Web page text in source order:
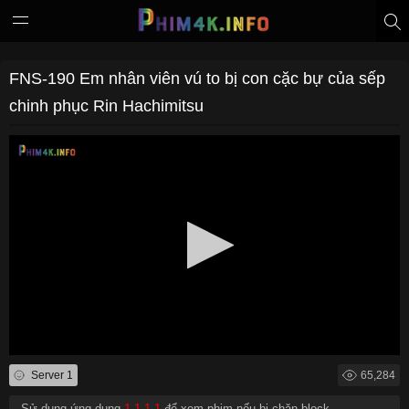
FNS-190 Em nhân viên vú to bị con cặc bự của sếp
chinh phục Rin Hachimitsu
Server 1 65,284